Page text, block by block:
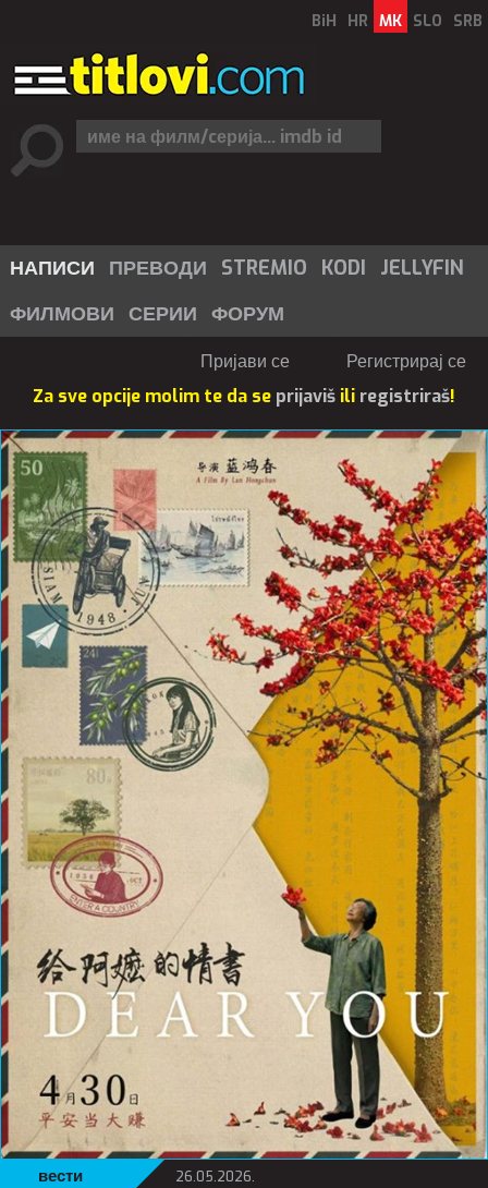
BiH HR MK SLO SRB
НАПИСИ ПРЕВОДИ STREMIO KODI
JELLYFIN
ФИЛМОВИ СЕРИИ ФОРУМ
Пријави се
Регистрирај се
Za sve opcije molim te da se prijaviš ili registriraš!
вести 26.05.2026.